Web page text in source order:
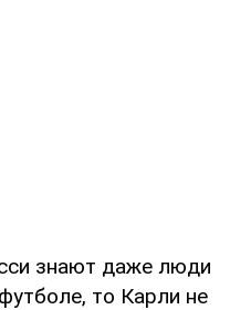
знают даже люди
то Карли не